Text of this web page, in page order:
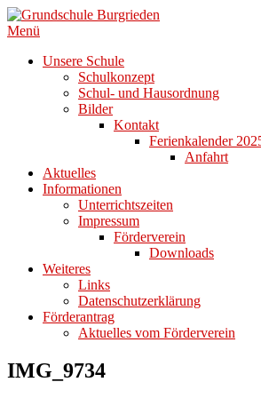
Zum
Inhalt
Menü
Unsere Schule
Schulkonzept
Schul- und Hausordnung
Bilder
Kontakt
Ferienkalender
Anfahrt
Aktuelles
Informationen
Unterrichtszeiten
Impressum
Förderverein
Downloads
Weiteres
Links
Datenschutzerklärung
Förderantrag
Aktuelles vom Förderverein
IMG_9734